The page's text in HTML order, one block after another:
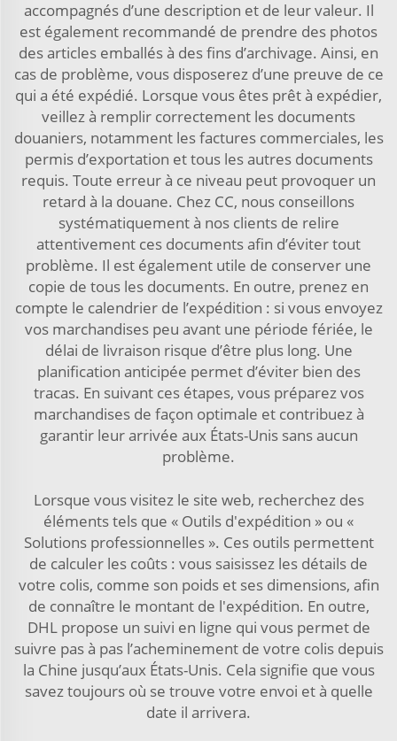
accompagnés d’une description et de leur valeur. Il
est également recommandé de prendre des photos
des articles emballés à des fins d’archivage. Ainsi, en
cas de problème, vous disposerez d’une preuve de ce
qui a été expédié. Lorsque vous êtes prêt à expédier,
veillez à remplir correctement les documents
douaniers, notamment les factures commerciales, les
permis d’exportation et tous les autres documents
requis. Toute erreur à ce niveau peut provoquer un
retard à la douane. Chez CC, nous conseillons
systématiquement à nos clients de relire
attentivement ces documents afin d’éviter tout
problème. Il est également utile de conserver une
copie de tous les documents. En outre, prenez en
compte le calendrier de l’expédition : si vous envoyez
vos marchandises peu avant une période fériée, le
délai de livraison risque d’être plus long. Une
planification anticipée permet d’éviter bien des
tracas. En suivant ces étapes, vous préparez vos
marchandises de façon optimale et contribuez à
garantir leur arrivée aux États-Unis sans aucun
problème.
Lorsque vous visitez le site web, recherchez des
éléments tels que « Outils d'expédition » ou «
Solutions professionnelles ». Ces outils permettent
de calculer les coûts : vous saisissez les détails de
votre colis, comme son poids et ses dimensions, afin
de connaître le montant de l'expédition. En outre,
DHL propose un suivi en ligne qui vous permet de
suivre pas à pas l’acheminement de votre colis depuis
la Chine jusqu’aux États-Unis. Cela signifie que vous
savez toujours où se trouve votre envoi et à quelle
date il arrivera.